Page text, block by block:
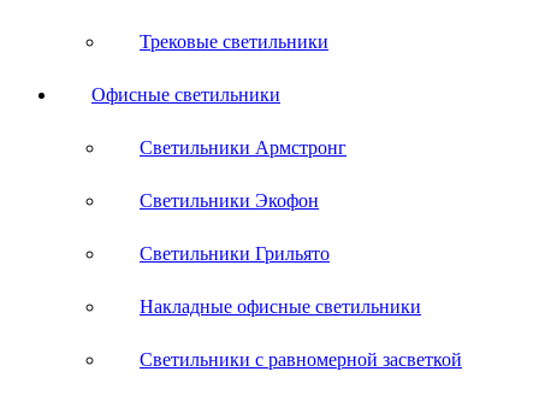
Трековые светильники
Офисные светильники
Светильники Армстронг
Светильники Экофон
Светильники Грильято
Накладные офисные светильники
Светильники с равномерной засветкой